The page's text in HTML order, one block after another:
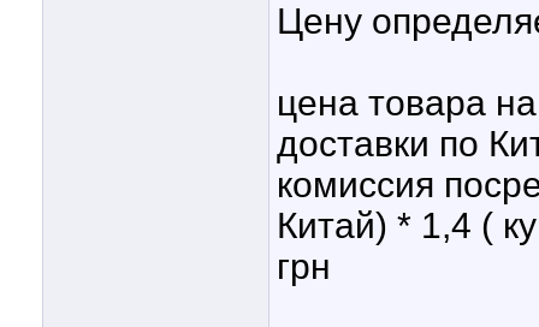
Цену
цена товара
доставки по
комиссия
Китай) * 1,4 (
грн